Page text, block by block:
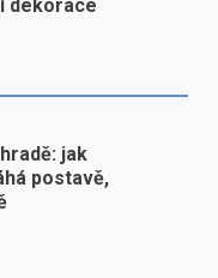
dekorace
jak
postavě,